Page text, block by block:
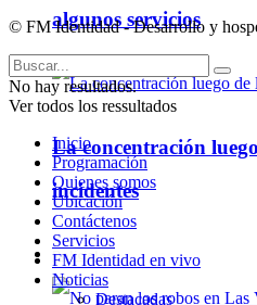
algunos servicios
La concentración
incidentes
Policiales
© FM Identidad - Desarrollo y
No hay resultados.
Ver todos los ressultados
Inicio
Programación
Quienes somos
Ubicación
Contáctenos
Servicios
FM Identidad en vivo
Noticias
Destacadas